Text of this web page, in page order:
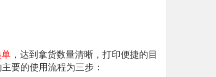
，达到拿货数量清晰，打印便捷的目
要的使用流程为三步：